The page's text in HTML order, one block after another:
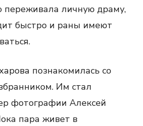
переживала личную драму,
быстро и раны имеют
познакомилась со
Им стал
фотографии Алексей
пара живет в